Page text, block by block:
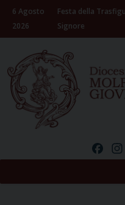
Skip
content
6 Agosto
2026
Festa della
Signore